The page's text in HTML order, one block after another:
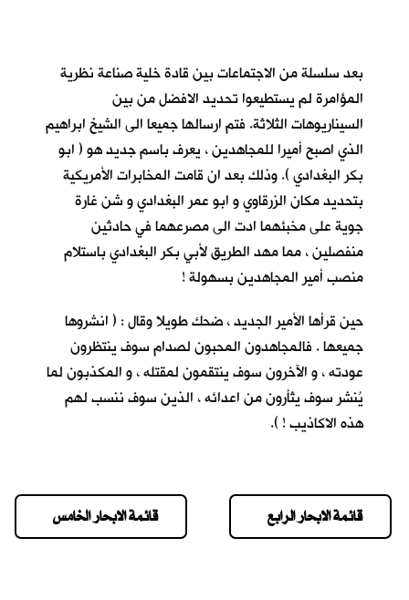
بعد سلسلة من الاجتماعات بين قادة خلية صناعة نظرية
المؤامرة لم يستطيعوا تحديد الافضل من بين
السيناريوهات الثلاثة. فتم ارسالها جميعا الى الشيخ ابراهيم
الذي اصبح أميرا للمجاهدين ، يعرف باسم جديد هو ( ابو
بكر البغدادي ). وذلك بعد ان قامت المخابرات الأمريكية
بتحديد مكان الزرقاوي و ابو عمر البغدادي و شن غارة
جوية على مخبئهما ادت الى مصرعهما في حادثين
منفصلين ، مما مهد الطريق لأبي بكر البغدادي باستلام
منصب أمير المجاهدين بسهولة !
حين قرأها الأمير الجديد ، ضحك طويلا وقال : ( انشروها
جميعها . فالمجاهدون المحبون لصدام سوف ينتظرون
عودته ، و الآخرون سوف ينتقمون لمقتله ، و المكذبون لما
يُنشر سوف يثأرون من اعدائه ، الذين سوف ننسب لهم
هذه الاكاذيب ! ).
قائمة الابحار الخامس قائمة الابحار الرابع